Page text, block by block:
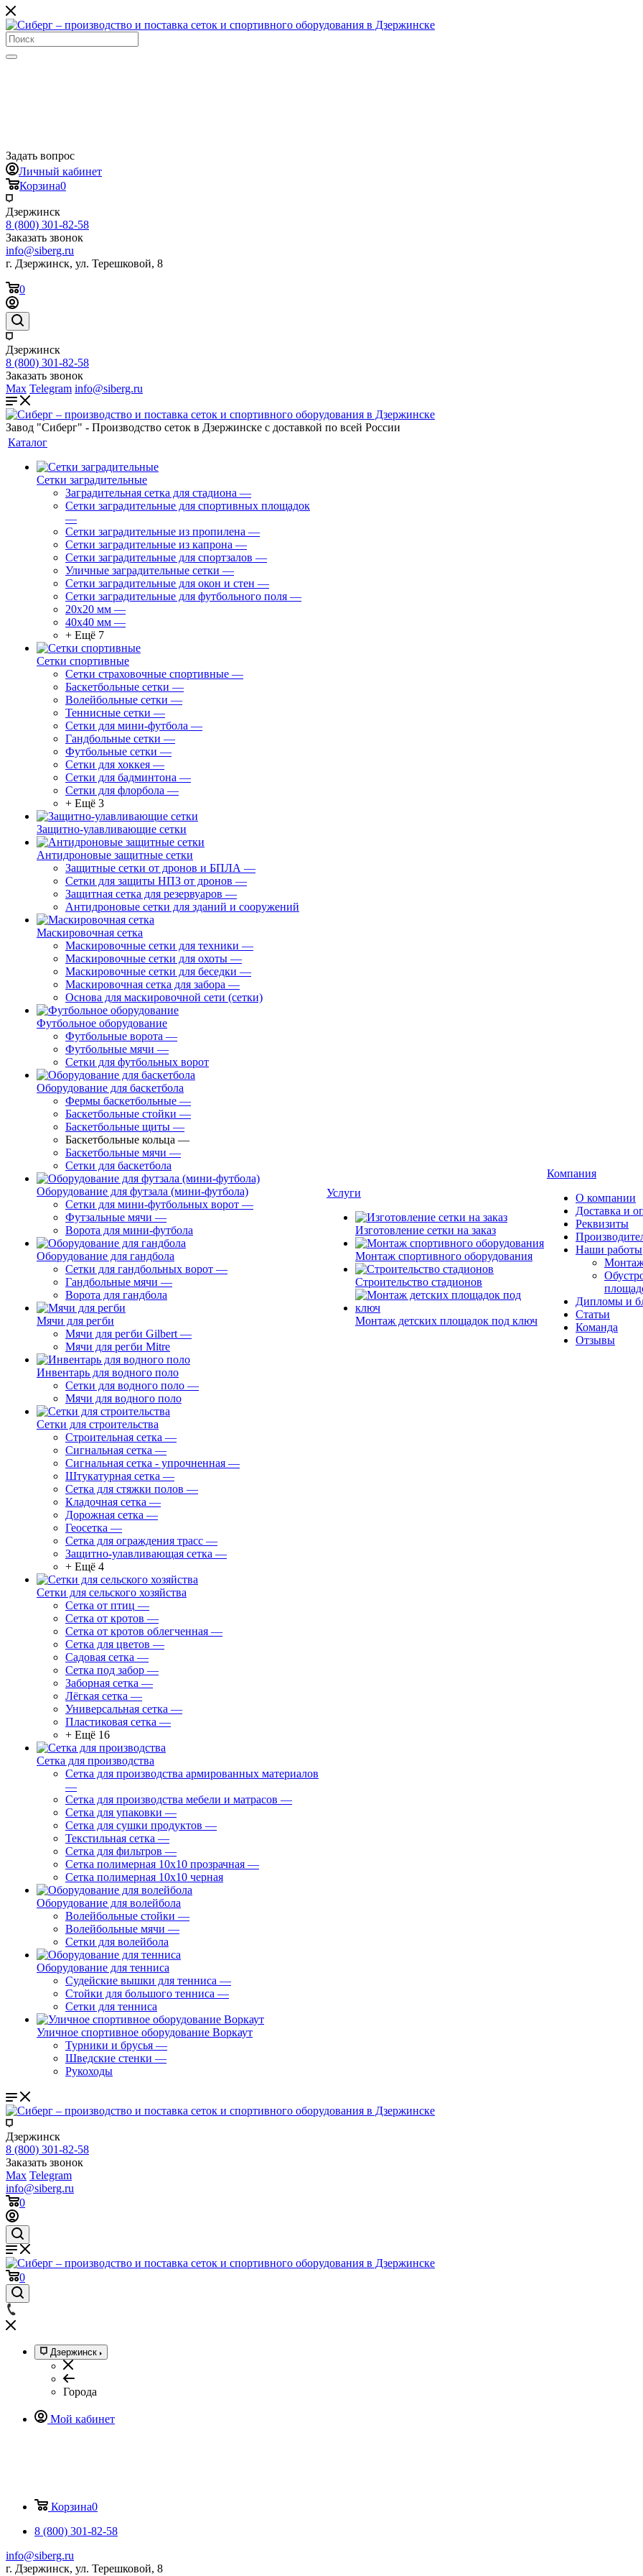
Задать вопрос
Личный кабинет
Корзина0
Дзержинск
8 (800) 301-82-58
Заказать звонок
info@siberg.ru
г. Дзержинск, ул. Терешковой, 8
0
Дзержинск
8 (800) 301-82-58
Заказать звонок
Max Telegram info@siberg.ru
Завод "Сиберг" - Производство сеток в Дзержинске с доставкой по всей России
Каталог
Сетки заградительные
Заградительная сетка для стадиона —
Сетки заградительные для спортивных площадок
—
Сетки заградительные из пропилена —
Сетки заградительные из капрона —
Сетки заградительные для спортзалов —
Уличные заградительные сетки —
Сетки заградительные для окон и стен —
Сетки заградительные для футбольного поля —
20х20 мм —
40х40 мм —
+ Ещё 7
Сетки спортивные
Сетки страховочные спортивные —
Баскетбольные сетки —
Волейбольные сетки —
Теннисные сетки —
Сетки для мини-футбола —
Гандбольные сетки —
Футбольные сетки —
Сетки для хоккея —
Сетки для бадминтона —
Сетки для флорбола —
+ Ещё 3
Защитно-улавливающие сетки
Антидроновые защитные сетки
Защитные сетки от дронов и БПЛА —
Сетки для защиты НПЗ от дронов —
Защитная сетка для резервуаров —
Антидроновые сетки для зданий и сооружений
Маскировочная сетка
Маскировочные сетки для техники —
Маскировочные сетки для охоты —
Маскировочные сетки для беседки —
Маскировочная сетка для забора —
Основа для маскировочной сети (сетки)
Футбольное оборудование
Футбольные ворота —
Футбольные мячи —
Сетки для футбольных ворот
Оборудование для баскетбола
Фермы баскетбольные —
Баскетбольные стойки —
Баскетбольные щиты —
Баскетбольные кольца —
Баскетбольные мячи —
Сетки для баскетбола
Оборудование для футзала (мини-футбола)
Сетки для мини-футбольных ворот —
Футзальные мячи —
Ворота для мини-футбола
Оборудование для гандбола
Сетки для гандбольных ворот —
Гандбольные мячи —
Ворота для гандбола
Мячи для регби
Мячи для регби Gilbert —
Мячи для регби Mitre
Инвентарь для водного поло
Сетки для водного поло —
Мячи для водного поло
Сетки для строительства
Строительная сетка —
Сигнальная сетка —
Сигнальная сетка - упрочненная —
Штукатурная сетка —
Сетка для стяжки полов —
Кладочная сетка —
Дорожная сетка —
Геосетка —
Сетка для ограждения трасс —
Защитно-улавливающая сетка —
+ Ещё 4
Сетки для сельского хозяйства
Сетка от птиц —
Сетка от кротов —
Сетка от кротов облегченная —
Сетка для цветов —
Садовая сетка —
Сетка под забор —
Заборная сетка —
Лёгкая сетка —
Универсальная сетка —
Пластиковая сетка —
+ Ещё 16
Сетка для производства
Сетка для производства армированных материалов
—
Сетка для производства мебели и матрасов —
Сетка для упаковки —
Сетка для сушки продуктов —
Текстильная сетка —
Сетка для фильтров —
Сетка полимерная 10х10 прозрачная —
Сетка полимерная 10х10 черная
Оборудование для волейбола
Волейбольные стойки —
Волейбольные мячи —
Сетки для волейбола
Оборудование для тенниса
Судейские вышки для тенниса —
Стойки для большого тенниса —
Сетки для тенниса
Уличное спортивное оборудование Воркаут
Турники и брусья —
Шведские стенки —
Рукоходы
Услуги
Изготовление сетки на заказ
Монтаж спортивного оборудования
Строительство стадионов
Монтаж детских площадок под ключ
Компания
О компании
Доставка и
Реквизиты
Наши работы
Дипломы и
Статьи
Команда
Отзывы
Дзержинск
8 (800) 301-82-58
Заказать звонок
Max Telegram
info@siberg.ru
0
0
Дзержинск
Города
Мой кабинет
Корзина0
8 (800) 301-82-58
info@siberg.ru
г. Дзержинск, ул. Терешковой, 8